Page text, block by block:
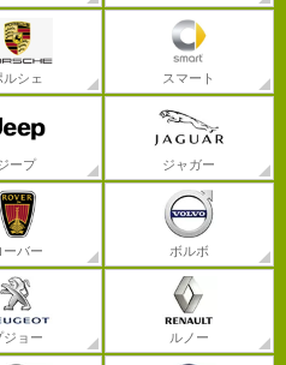
ルシェ スマート
ープ ジャガー
ーバー ボルボ
ジョー ルノー